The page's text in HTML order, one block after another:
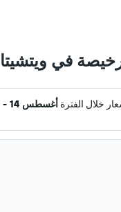
في ويتشيتا
خلال الفترة أغسطس 14 - 21